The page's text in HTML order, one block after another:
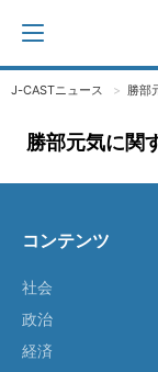
J-CASTニュース 勝部
勝部元気に関
コンテンツ
社会
政治
経済